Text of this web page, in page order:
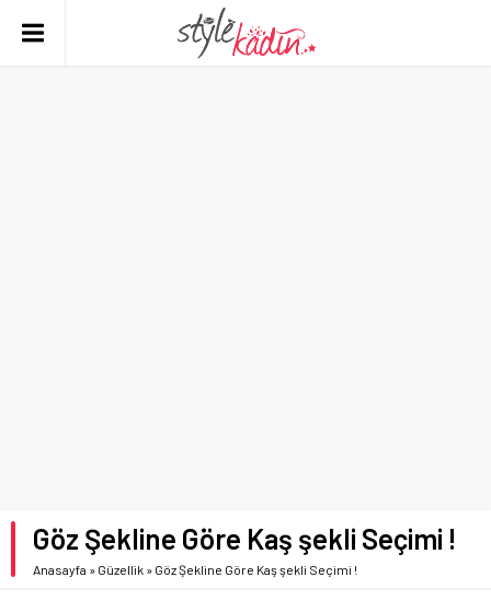
Göz Şekline Göre Kaş şekli Seçimi !
Anasayfa » Güzellik » Göz Şekline Göre Kaş şekli Seçimi !